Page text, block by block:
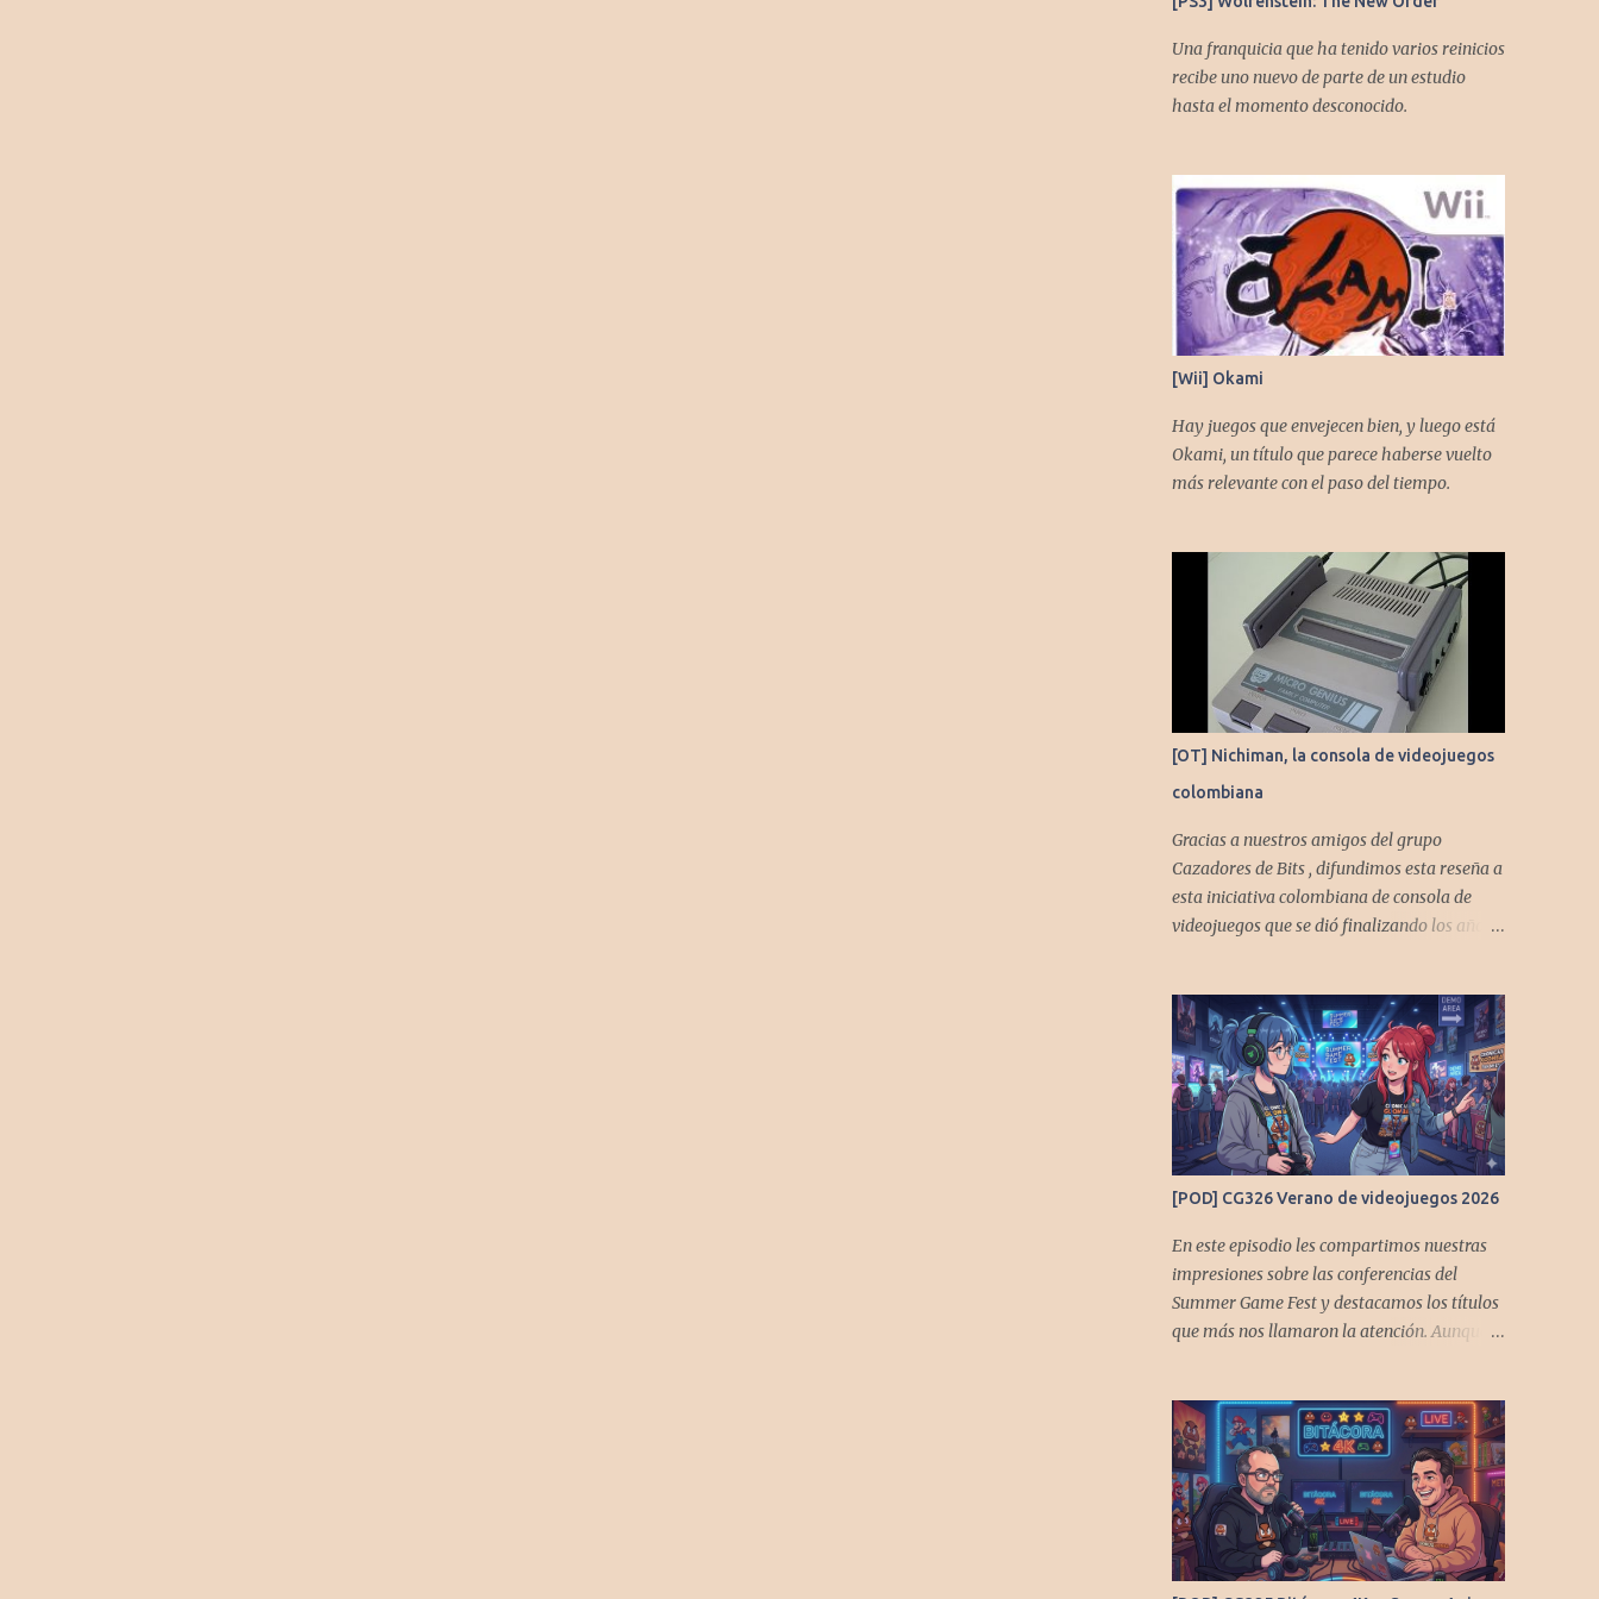
Una franquicia que ha tenido varios reinicios
recibe uno nuevo de parte de un estudio
hasta el momento desconocido.
[Wii] Okami
Hay juegos que envejecen bien, y luego está
Okami, un título que parece haberse vuelto
más relevante con el paso del tiempo.
[OT] Nichiman, la consola de videojuegos
colombiana
Gracias a nuestros amigos del grupo
Cazadores de Bits , difundimos esta reseña a
esta iniciativa colombiana de consola de
videojuegos que se dió finalizando los años
[POD] CG326 Verano de videojuegos 2026
En este episodio les compartimos nuestras
impresiones sobre las conferencias del
Summer Game Fest y destacamos los títulos
que más nos llamaron la atención. Aunque
queremos contarles Los acompañan
@GoombaVictor y @flagstaad que no
estarían aquí si no es por ustedes. Muchas
gracias a todos los que nos agregan a sus
plataformas de podcast y nos dejan
comentarios en las cuentas de redes. Spotify
YouTube. Twitter -